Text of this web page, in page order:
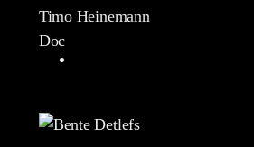
Timo Heinemann
Doc